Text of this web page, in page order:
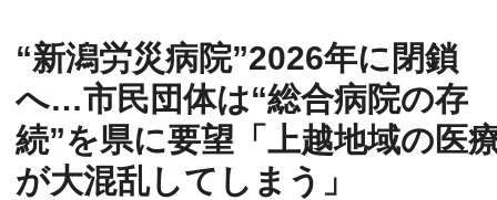
“新潟労災病院”2026年に閉鎖
へ…市民団体は“総合病院の存
続”を県に要望「上越地域の医
が大混乱してしまう」